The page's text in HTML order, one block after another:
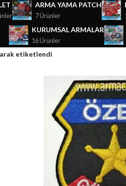
ARMA YAMA PATCH
7 Ürünler
KURUMSAL ARMALAR
16 Ürünler
etiketlendi